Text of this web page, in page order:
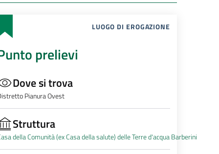
LUOGO DI EROGAZIONE
prelievi
Dove si trova
Pianura Ovest
Struttura
della Comunità (ex Casa della salute) delle Terre d'acqua Barberini